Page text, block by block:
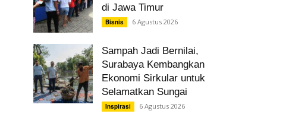
di Jawa Timur
Bisnis 6 Agustus 2026
Sampah Jadi Bernilai,
Surabaya Kembangkan
Ekonomi Sirkular untuk
Selamatkan Sungai
Inspirasi 6 Agustus 2026